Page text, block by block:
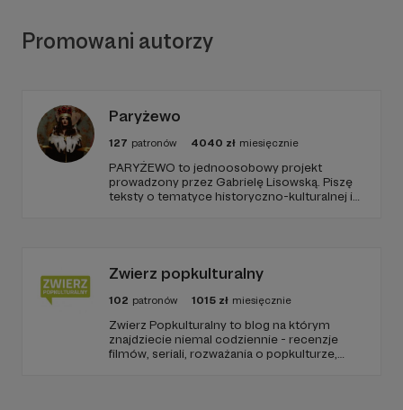
Promowani autorzy
Paryżewo
127 patronów 4040 zł miesięcznie
PARYŻEWO to jednoosobowy projekt
prowadzony przez Gabrielę Lisowską. Piszę
teksty o tematyce historyczno-kulturalnej i
Zwierz popkulturalny
102 patronów 1015 zł miesięcznie
Zwierz Popkulturalny to blog na którym
znajdziecie niemal codziennie - recenzje
filmów, seriali, rozważania o popkulturze,